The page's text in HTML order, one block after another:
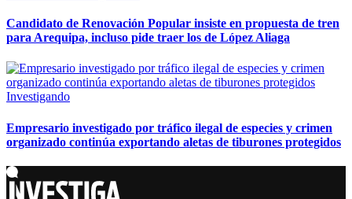
Candidato de Renovación Popular insiste en propuesta de tren
para Arequipa, incluso pide traer los de López Aliaga
Investigando
Empresario investigado por tráfico ilegal de especies y crimen
organizado continúa exportando aletas de tiburones protegidos